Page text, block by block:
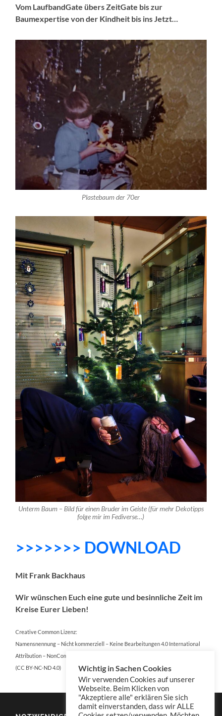
Vom LaufbandGate übers ZeitGate bis zur
Baumexpertise von der Kindheit bis ins Jetzt…
Plastebaum der 70er
Unterm Baum – Bild für einen Bruder im Geiste (für mehr Dekotipps
folge mir im Fediverse…)
>>>>>>> DOWNLOAD
Mit Frank Backhaus
Wir wünschen Euch eine gute und besinnliche Zeit im
Kreise Eurer Lieben!
Creative Common Lizenz:
Namensnennung – Nicht kommerziell – Keine Bearbeitungen 4.0 International
Attribution – NonCommercial – NoDerivatives 4.0 International
(CC BY-NC-ND 4.0)
Wichtig in Sachen Cookies
Wir verwenden Cookies auf unserer
Webseite. Beim Klicken von
"Akzeptiere alle" erklären Sie sich
damit einverstanden, dass wir ALLE